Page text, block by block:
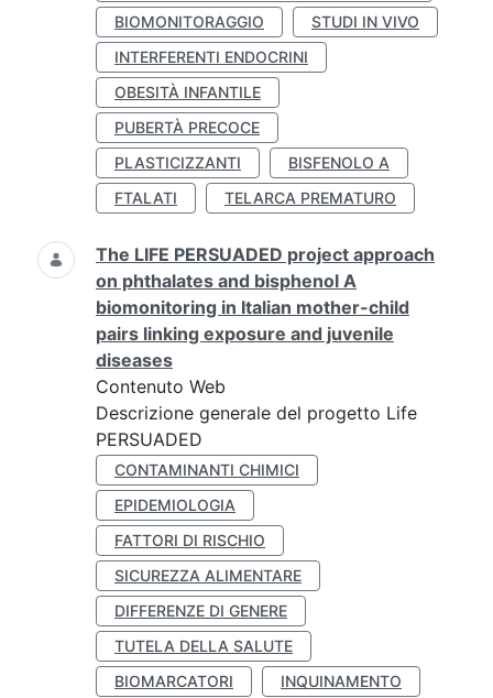
BIOMONITORAGGIO
STUDI IN VIVO
INTERFERENTI ENDOCRINI
OBESITÀ INFANTILE
PUBERTÀ PRECOCE
PLASTICIZZANTI
BISFENOLO A
FTALATI
TELARCA PREMATURO
The LIFE PERSUADED project approach
on phthalates and bisphenol A
biomonitoring in Italian mother-child
pairs linking exposure and juvenile
diseases
Contenuto Web
Descrizione generale del progetto Life
PERSUADED
CONTAMINANTI CHIMICI
EPIDEMIOLOGIA
FATTORI DI RISCHIO
SICUREZZA ALIMENTARE
DIFFERENZE DI GENERE
TUTELA DELLA SALUTE
BIOMARCATORI
INQUINAMENTO